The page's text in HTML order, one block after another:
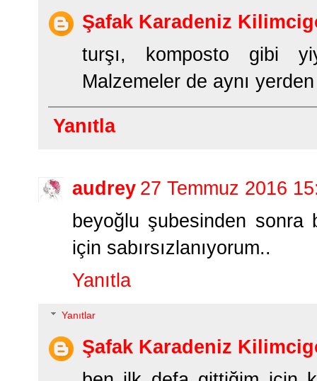
Şafak Karadeniz
turşı, komposto gibi
Malzemeler de aynı yerden
Yanıtla
audrey 27 Temmuz 2016
beyoğlu şubesinden sonra
için sabırsızlanıyorum..
Yanıtla
Yanıtlar
Şafak Karadeniz